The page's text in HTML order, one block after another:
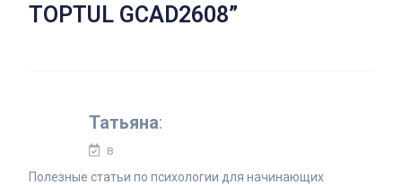
TOPTUL GCAD2608”
Татьяна:
в
Полезные статьи по психологии для начинающих